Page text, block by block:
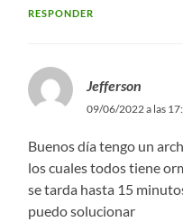
RESPONDER
Jefferson
09/06/2022 a las
Buenos día tengo un
los cuales todos tiene
se tarda hasta 15
puedo solucionar